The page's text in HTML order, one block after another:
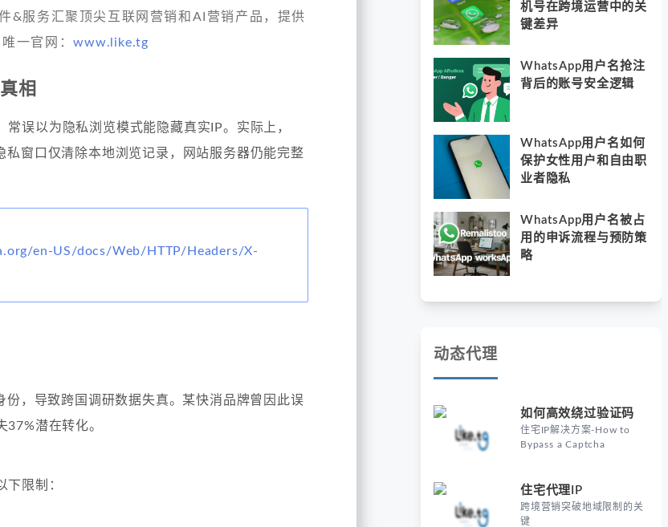
&服务汇聚顶尖互联网营销和AI营销产品，提供
一官网：www.like.tg
相
常误以为隐私浏览模式能隐藏真实IP。实际上，
窗口仅清除本地浏览记录，网站服务器仍能完整
en-US/docs/Web/HTTP/Headers/X-
份，导致跨国调研数据失真。某快消品牌曾因此误
潜在转化。
下限制：
机号在跨境运营中的关
键差异
WhatsApp用户名抢注
背后的账号安全逻辑
WhatsApp用户名如何
保护女性用户和自由职
业者隐私
WhatsApp用户名被占
用的申诉流程与预防策
略
动态代理
如何高效绕过验证码
住宅IP解决方案-How to
Bypass a Captcha
住宅代理IP
跨境营销突破地域限制的关
键